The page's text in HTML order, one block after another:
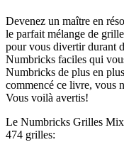
Devenez un maître en
le parfait mélange de
pour vous divertir durant
Numbricks faciles qui
Numbricks de plus en
commencé ce livre, vous
Vous voilà avertis!
Le Numbricks Grilles
474 grilles: